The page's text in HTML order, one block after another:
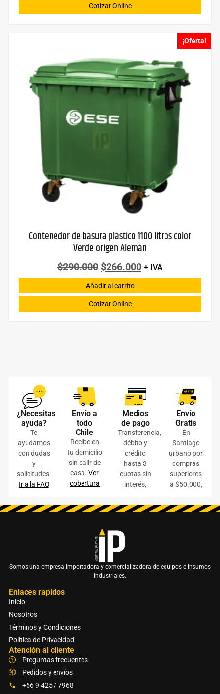
Cotizar Online
¡Oferta!
Contenedor de basura plástico 1100 litros color
Verde origen Alemán
$290.000 $266.000 + IVA
Añadir al carrito
Cotizar Online
¿Necesitas
ayuda?
Te
ayudamos
con dudas
y
solicitudes.
Ir a la FAQ
Envío a
todo
Chile
Recibe en
tu domicilio
sin salir de
casa.Ver
cobertura
Medios
de pago
Transferencia,
débito y
crédito
hasta 3
cuotas sin
interés,
Envío
Gratis
En
Santiago
urbano por
compras
superiores
a $50.000,
Somos una empresa importadora y comercializadora de equipos e insumos
industriales.
Enlaces rapidos
Inicio
Nosotros
Términos y Condiciones
Politica de Privacidad
Atención al cliente
Preguntas frecuentes
Pedidos y envíos
+56 9 4257 7968